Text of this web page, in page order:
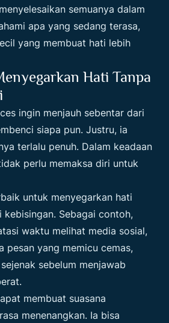
semuanya dalam
apa yang sedang terasa,
yang membuat hati lebih
Hati Tanpa
ingin menjauh sebentar dari
siapa pun. Justru, ia
terlalu penuh. Dalam keadaan
perlu memaksa diri untuk
untuk menyegarkan hati
kebisingan. Sebagai contoh,
waktu melihat media sosial,
pesan yang memicu cemas,
sebelum menjawab
membuat suasana
menenangkan. Ia bisa